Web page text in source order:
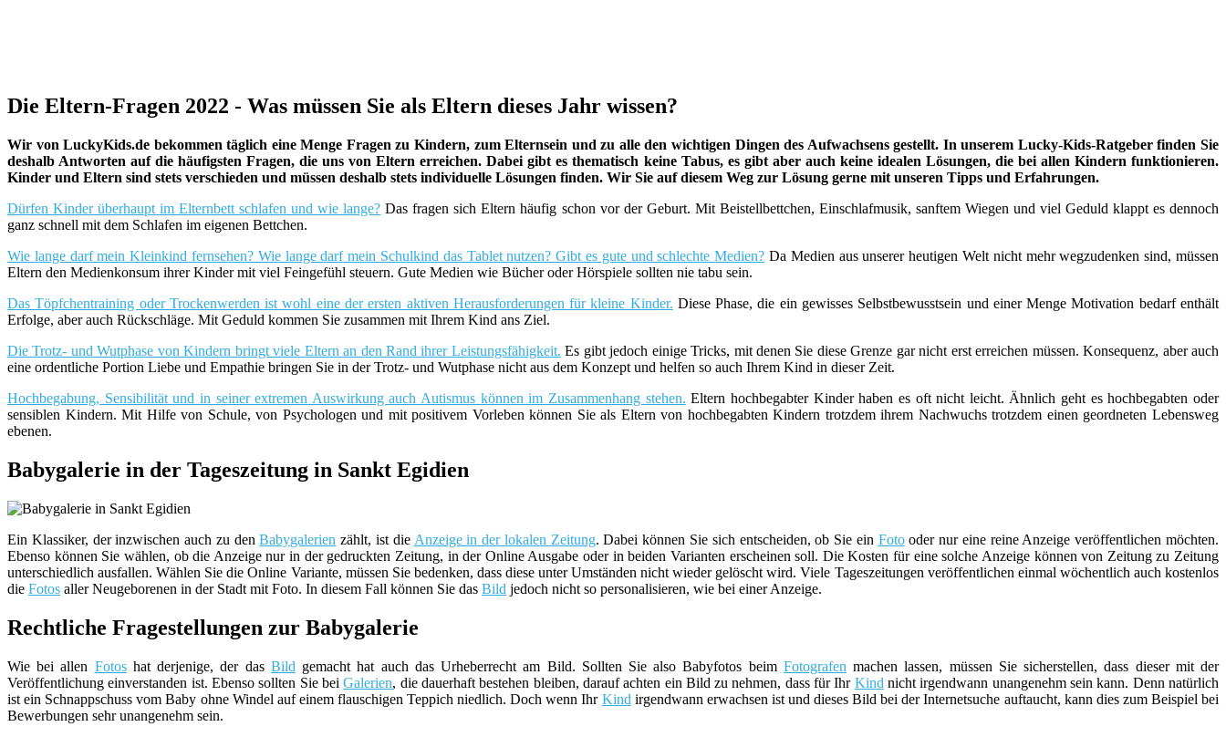
Die Eltern-Fragen 2022 - Was müssen Sie als Eltern dieses Jahr wissen?
Wir von LuckyKids.de bekommen täglich eine Menge Fragen zu Kindern, zum Elternsein und zu alle den wichtigen Dingen des Aufwachsens gestellt. In unserem Lucky-Kids-Ratgeber finden Sie
deshalb Antworten auf die häufigsten Fragen, die uns von Eltern erreichen. Dabei gibt es thematisch keine Tabus, es gibt aber auch keine idealen Lösungen, die bei allen Kindern funktionieren.
Kinder und Eltern sind stets verschieden und müssen deshalb stets individuelle Lösungen finden. Wir Sie auf diesem Weg zur Lösung gerne mit unseren Tipps und Erfahrungen.
Dürfen Kinder überhaupt im Elternbett schlafen und wie lange? Das fragen sich Eltern häufig schon vor der Geburt. Mit Beistellbettchen, Einschlafmusik, sanftem Wiegen und viel Geduld klappt es dennoch
ganz schnell mit dem Schlafen im eigenen Bettchen.
Wie lange darf mein Kleinkind fernsehen? Wie lange darf mein Schulkind das Tablet nutzen? Gibt es gute und schlechte Medien? Da Medien aus unserer heutigen Welt nicht mehr wegzudenken sind, müssen
Eltern den Medienkonsum ihrer Kinder mit viel Feingefühl steuern. Gute Medien wie Bücher oder Hörspiele sollten nie tabu sein.
Das Töpfchentraining oder Trockenwerden ist wohl eine der ersten aktiven Herausforderungen für kleine Kinder. Diese Phase, die ein gewisses Selbstbewusstsein und einer Menge Motivation bedarf enthält
Erfolge, aber auch Rückschläge. Mit Geduld kommen Sie zusammen mit Ihrem Kind ans Ziel.
Die Trotz- und Wutphase von Kindern bringt viele Eltern an den Rand ihrer Leistungsfähigkeit. Es gibt jedoch einige Tricks, mit denen Sie diese Grenze gar nicht erst erreichen müssen. Konsequenz, aber auch
eine ordentliche Portion Liebe und Empathie bringen Sie in der Trotz- und Wutphase nicht aus dem Konzept und helfen so auch Ihrem Kind in dieser Zeit.
Hochbegabung, Sensibilität und in seiner extremen Auswirkung auch Autismus können im Zusammenhang stehen. Eltern hochbegabter Kinder haben es oft nicht leicht. Ähnlich geht es hochbegabten oder
sensiblen Kindern. Mit Hilfe von Schule, von Psychologen und mit positivem Vorleben können Sie als Eltern von hochbegabten Kindern trotzdem ihrem Nachwuchs trotzdem einen geordneten Lebensweg
ebenen.
Babygalerie in der Tageszeitung in Sankt Egidien
Ein Klassiker, der inzwischen auch zu denBabygalerien zählt, ist die Anzeige in der lokalen Zeitung. Dabei können Sie sich entscheiden, ob Sie ein Fotooder nur eine reine Anzeige veröffentlichen möchten.
Ebenso können Sie wählen, ob die Anzeige nur in der gedruckten Zeitung, in der Online Ausgabe oder in beiden Varianten erscheinen soll. Die Kosten für eine solche Anzeige können von Zeitung zu Zeitung
unterschiedlich ausfallen. Wählen Sie die Online Variante, müssen Sie bedenken, dass diese unter Umständen nicht wieder gelöscht wird. Viele Tageszeitungen veröffentlichen einmal wöchentlich auch kostenlos
die Fotos aller Neugeborenen in der Stadt mit Foto. In diesem Fall können Sie das Bild jedoch nicht so personalisieren, wie bei einer Anzeige.
Rechtliche Fragestellungen zur Babygalerie
Wie bei allen Fotoshat derjenige, der das Bild gemacht hat auch das Urheberrecht am Bild. Sollten Sie also Babyfotos beim Fotografen machen lassen, müssen Sie sicherstellen, dass dieser mit der
Veröffentlichung einverstanden ist. Ebenso sollten Sie beiGalerien, die dauerhaft bestehen bleiben, darauf achten ein Bild zu nehmen, dass für Ihr Kind nicht irgendwann unangenehm sein kann. Denn natürlich
ist ein Schnappschuss vom Baby ohne Windel auf einem flauschigen Teppich niedlich. Doch wenn Ihr Kind irgendwann erwachsen ist und dieses Bild bei der Internetsuche auftaucht, kann dies zum Beispiel bei
Bewerbungen sehr unangenehm sein.